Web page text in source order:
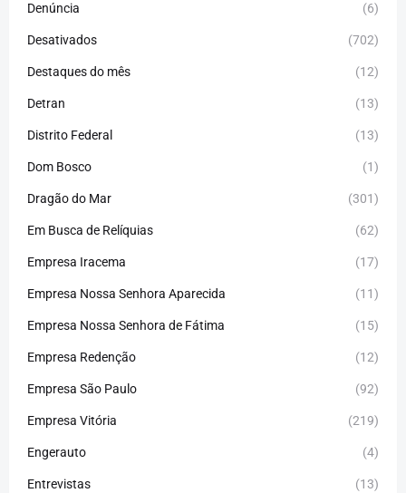
Denúncia (6)
Desativados (702)
Destaques do mês (12)
Detran (13)
Distrito Federal (13)
Dom Bosco (1)
Dragão do Mar (301)
Em Busca de Relíquias (62)
Empresa Iracema (17)
Empresa Nossa Senhora Aparecida (11)
Empresa Nossa Senhora de Fátima (15)
Empresa Redenção (12)
Empresa São Paulo (92)
Empresa Vitória (219)
Engerauto (4)
Entrevistas (13)